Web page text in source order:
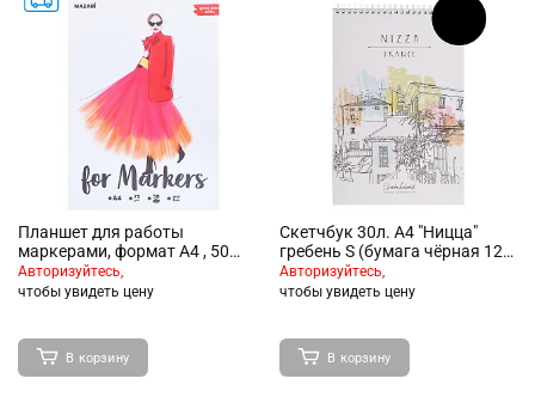
Планшет для работы
маркерами, формат А4 , 50
листов, бумага 75 г/м2,
склейка
Авторизуйтесь,
чтобы увидеть цену
В корзину
Скетчбук 30л. А4 "Ницца"
гребень S (бумага чёрная 120
г/кв.м) Премиум
Авторизуйтесь,
чтобы увидеть цену
В корзину